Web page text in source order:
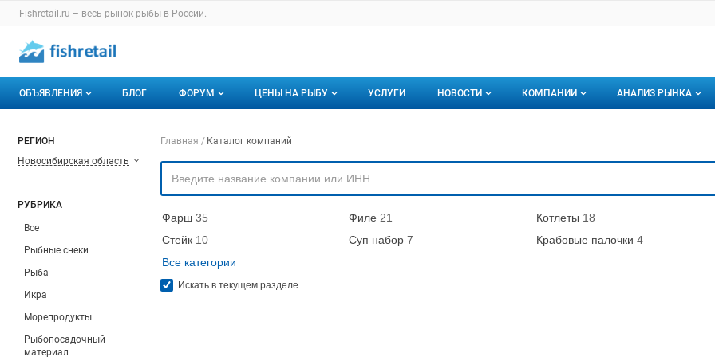
Раздел навигации по сайту fishretail.ru
Fishretail.ru – весь рынок рыбы в России.
Авторизация и меню пользователя
Навигация по разделам сайта fishretail.ru
ОБЪЯВЛЕНИЯ
Горячее предложение
БЛОГ ФОРУМ
Избранные
С моим участием
ЦЕНЫ НА РЫБУ
Актуальные мониторинги
Динамика цен
УСЛУГИ НОВОСТИ КОМПАНИИ
О каталоге компаний
Премиум размещение
АНАЛИЗ РЫНКА
Подписаться на
РЕГИОН
Новосибирская область
РУБРИКА
Все
Рыбные снеки
Рыба
Икра
Морепродукты
Рыбопосадочный
материал
Навигация по компаниям
Главная Каталог компаний
Фарш 35 Филе 21 Котлеты 18
Стейк 10 Суп набор 7 Крабовые палочки 4
Все категории
Искать в текущем разделе